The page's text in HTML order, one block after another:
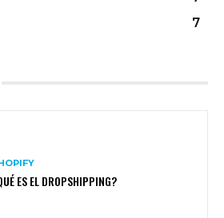
7
ES EL DROPSHIPPING?